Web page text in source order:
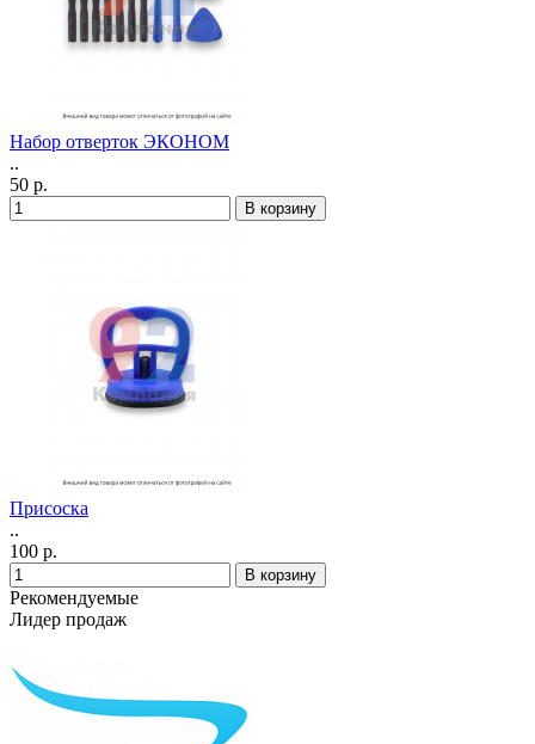
Набор отверток ЭКОНОМ
..
50 р.
Присоска
..
100 р.
Рекомендуемые
Лидер продаж